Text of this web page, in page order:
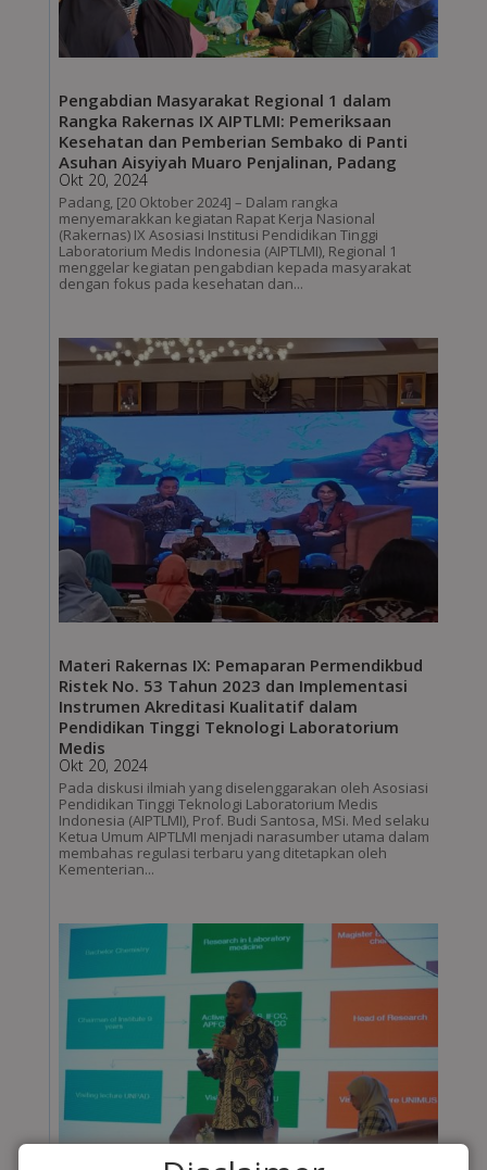
Pengabdian Masyarakat Regional 1 dalam
Rangka Rakernas IX AIPTLMI: Pemeriksaan
Kesehatan dan Pemberian Sembako di Panti
Asuhan Aisyiyah Muaro Penjalinan, Padang
Okt 20, 2024
Padang, [20 Oktober 2024] – Dalam rangka
menyemarakkan kegiatan Rapat Kerja Nasional
(Rakernas) IX Asosiasi Institusi Pendidikan Tinggi
Laboratorium Medis Indonesia (AIPTLMI), Regional 1
menggelar kegiatan pengabdian kepada masyarakat
dengan fokus pada kesehatan dan...
Materi Rakernas IX: Pemaparan Permendikbud
Ristek No. 53 Tahun 2023 dan Implementasi
Instrumen Akreditasi Kualitatif dalam
Pendidikan Tinggi Teknologi Laboratorium
Medis
Okt 20, 2024
Pada diskusi ilmiah yang diselenggarakan oleh Asosiasi
Pendidikan Tinggi Teknologi Laboratorium Medis
Indonesia (AIPTLMI), Prof. Budi Santosa, MSi. Med selaku
Ketua Umum AIPTLMI menjadi narasumber utama dalam
membahas regulasi terbaru yang ditetapkan oleh
Kementerian...